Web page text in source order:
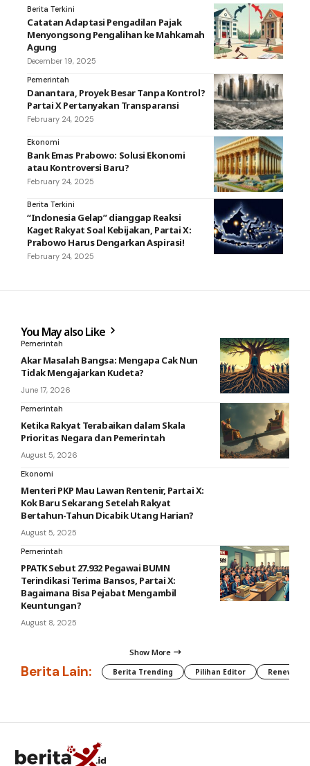
Berita Terkini
Catatan Adaptasi Pengadilan Pajak
Menyongsong Pengalihan ke Mahkamah
Agung
December 19, 2025
Pemerintah
Danantara, Proyek Besar Tanpa Kontrol?
Partai X Pertanyakan Transparansi
February 24, 2025
Ekonomi
Bank Emas Prabowo: Solusi Ekonomi
atau Kontroversi Baru?
February 24, 2025
Berita Terkini
“Indonesia Gelap” dianggap Reaksi
Kaget Rakyat Soal Kebijakan, Partai X:
Prabowo Harus Dengarkan Aspirasi!
February 24, 2025
You May also Like
Pemerintah
Akar Masalah Bangsa: Mengapa Cak Nun
Tidak Mengajarkan Kudeta?
June 17, 2026
Pemerintah
Ketika Rakyat Terabaikan dalam Skala
Prioritas Negara dan Pemerintah
August 5, 2026
Ekonomi
Menteri PKP Mau Lawan Rentenir, Partai X:
Kok Baru Sekarang Setelah Rakyat
Bertahun-Tahun Dicabik Utang Harian?
August 5, 2025
Pemerintah
PPATK Sebut 27.932 Pegawai BUMN
Terindikasi Terima Bansos, Partai X:
Bagaimana Bisa Pejabat Mengambil
Keuntungan?
August 8, 2025
Show More
Berita Lain: Berita Trending Pilihan Editor